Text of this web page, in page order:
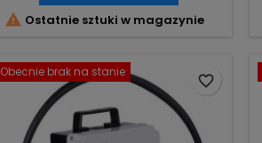
 Ostatnie sztuki w magazynie
Obecnie brak na stanie
favorite_border